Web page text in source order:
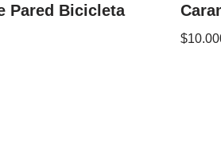
Pared Bicicleta
$